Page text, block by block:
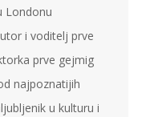
Londonu
i voditelj prve
prve gejmig
najpoznatijih
u kulturu i